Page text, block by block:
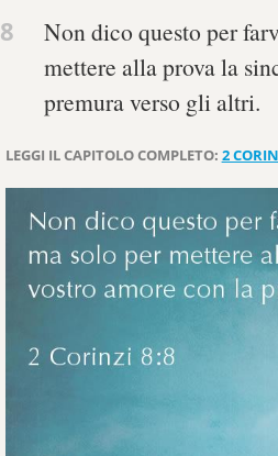
8
Non dico questo per
mettere alla prova la
premura verso gli altri.
LEGGI IL CAPITOLO COMPLETO: 2